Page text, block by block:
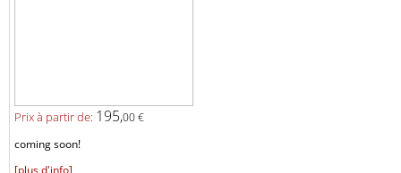
Prix ​​à partir de: 195,00 €
coming soon!
[plus d'info]